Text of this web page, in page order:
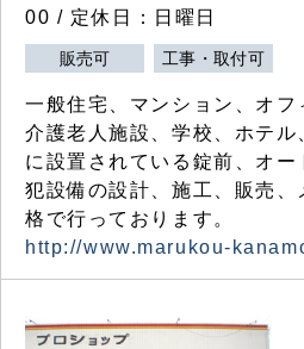
00 / 定休日：日曜日
販売可 工事・取付可
一般住宅、マンション、オフ
介護老人施設、学校、ホテル
に設置されている錠前、オ
犯設備の設計、施工、販売、
格で行っております。
http://www.marukou-